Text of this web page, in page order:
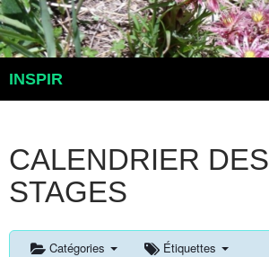
Aller
au
contenu
INSPIR
CALENDRIER DES
STAGES
Catégories Étiquettes